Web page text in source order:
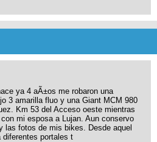
ya 4 aÃ±os me robaron una
3 amarilla fluo y una Giant MCM 980
Km 53 del Acceso oeste mientras
mi esposa a Lujan. Aun conservo
las fotos de mis bikes. Desde aquel
diferentes portales t